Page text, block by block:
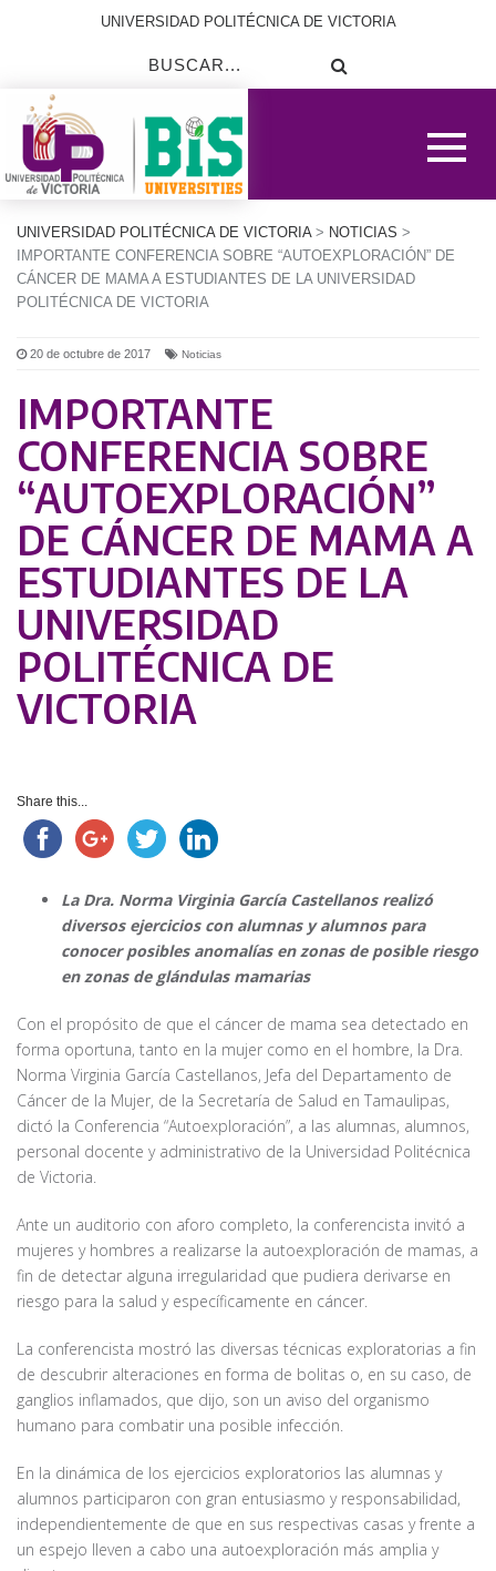
UNIVERSIDAD POLITÉCNICA DE VICTORIA
UNIVERSIDAD POLITÉCNICA DE VICTORIA> NOTICIAS >
IMPORTANTE CONFERENCIA SOBRE “AUTOEXPLORACIÓN” DE
CÁNCER DE MAMA A ESTUDIANTES DE LA UNIVERSIDAD
POLITÉCNICA DE VICTORIA
20 de octubre de 2017 Noticias
IMPORTANTE
CONFERENCIA SOBRE
“AUTOEXPLORACIÓN”
DE CÁNCER DE MAMA A
ESTUDIANTES DE LA
UNIVERSIDAD
POLITÉCNICA DE
VICTORIA
Share this...
La Dra. Norma Virginia García Castellanos realizó
diversos ejercicios con alumnas y alumnos para
conocer posibles anomalías en zonas de posible riesgo
en zonas de glándulas mamarias
Con el propósito de que el cáncer de mama sea detectado en
forma oportuna, tanto en la mujer como en el hombre, la Dra.
Norma Virginia García Castellanos, Jefa del Departamento de
Cáncer de la Mujer, de la Secretaría de Salud en Tamaulipas,
dictó la Conferencia “Autoexploración”, a las alumnas, alumnos,
personal docente y administrativo de la Universidad Politécnica
de Victoria.
Ante un auditorio con aforo completo, la conferencista invitó a
mujeres y hombres a realizarse la autoexploración de mamas, a
fin de detectar alguna irregularidad que pudiera derivarse en
riesgo para la salud y específicamente en cáncer.
La conferencista mostró las diversas técnicas exploratorias a fin
de descubrir alteraciones en forma de bolitas o, en su caso, de
ganglios inflamados, que dijo, son un aviso del organismo
humano para combatir una posible infección.
En la dinámica de los ejercicios exploratorios las alumnas y
alumnos participaron con gran entusiasmo y responsabilidad,
independientemente de que en sus respectivas casas y frente a
un espejo lleven a cabo una autoexploración más amplia y